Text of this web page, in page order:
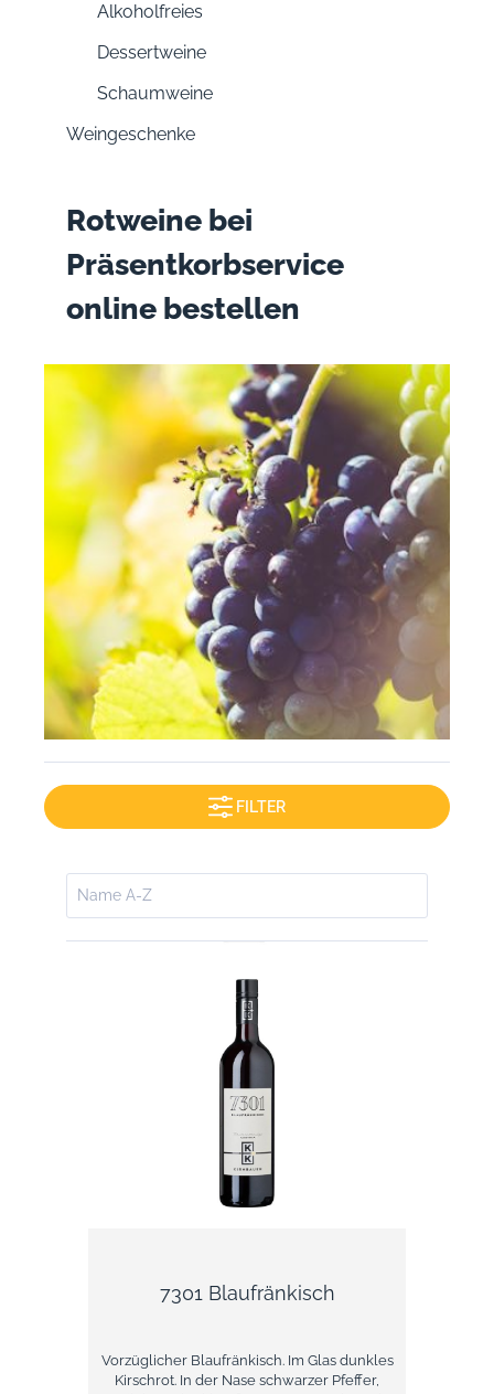
Alkoholfreies
Dessertweine
Schaumweine
Weingeschenke
Rotweine bei
Präsentkorbservice
online bestellen
FILTER
IN DEN WARENKORB
7301 Blaufränkisch
Vorzüglicher Blaufränkisch. Im Glas dunkles
Kirschrot. In der Nase schwarzer Pfeffer,